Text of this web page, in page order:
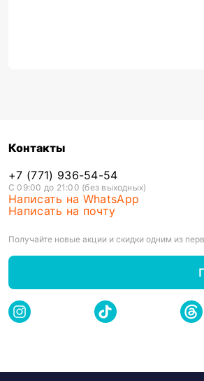
Контакты
+7 (771) 936-54-54
С 09:00 до 21:00 (без выходных)
Написать на WhatsApp
Написать на почту
Получайте новые акции и скидки одним из